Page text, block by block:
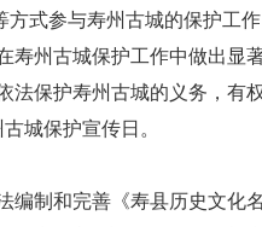
方式参与寿州古城的保护工
寿州古城保护工作中做出显
法保护寿州古城的义务，有
城保护宣传日。
编制和完善《寿县历史文化